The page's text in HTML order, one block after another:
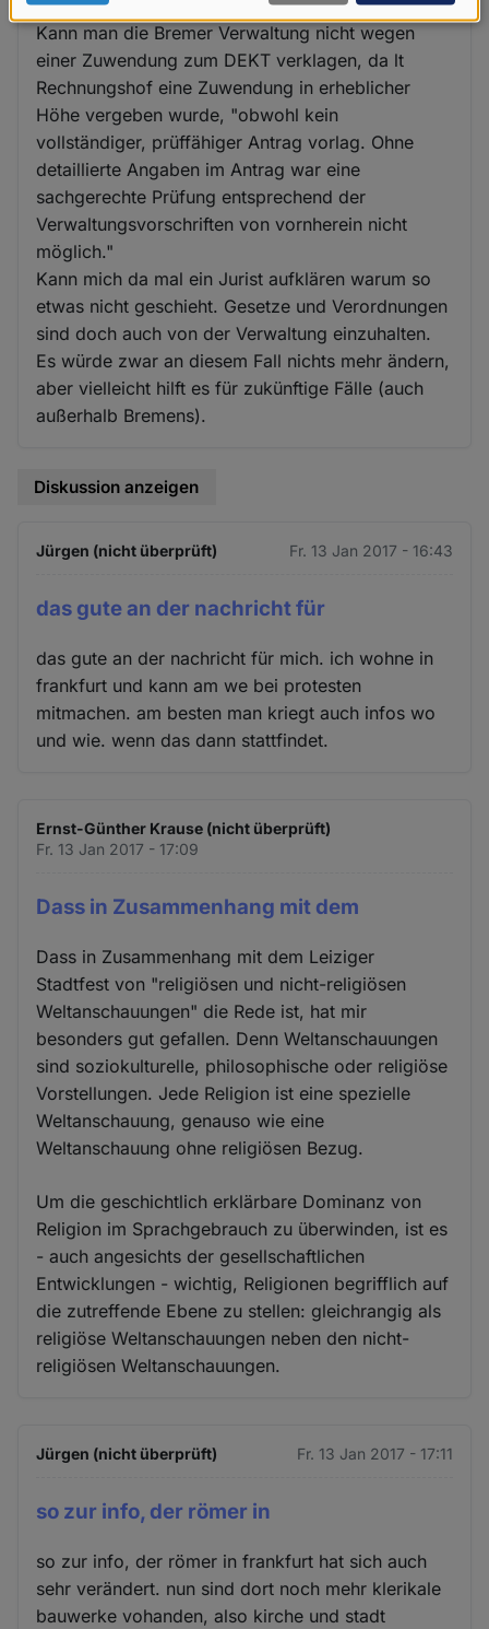
Kann man die Bremer Verwaltung nicht wegen
einer Zuwendung zum DEKT verklagen, da lt
Rechnungshof eine Zuwendung in erheblicher
Höhe vergeben wurde, "obwohl kein
vollständiger, prüffähiger Antrag vorlag. Ohne
detaillierte Angaben im Antrag war eine
sachgerechte Prüfung entsprechend der
Verwaltungsvorschriften von vornherein nicht
möglich."
Kann mich da mal ein Jurist aufklären warum so
etwas nicht geschieht. Gesetze und Verordnungen
sind doch auch von der Verwaltung einzuhalten.
Es würde zwar an diesem Fall nichts mehr ändern,
aber vielleicht hilft es für zukünftige Fälle (auch
außerhalb Bremens).
Diskussion anzeigen
Jürgen (nicht überprüft) Fr. 13 Jan 2017 - 16:43
das gute an der nachricht für
das gute an der nachricht für mich. ich wohne in
frankfurt und kann am we bei protesten
mitmachen. am besten man kriegt auch infos wo
und wie. wenn das dann stattfindet.
Ernst-Günther Krause (nicht überprüft)
Fr. 13 Jan 2017 - 17:09
Dass in Zusammenhang mit dem
Dass in Zusammenhang mit dem Leiziger
Stadtfest von "religiösen und nicht-religiösen
Weltanschauungen" die Rede ist, hat mir
besonders gut gefallen. Denn Weltanschauungen
sind soziokulturelle, philosophische oder religiöse
Vorstellungen. Jede Religion ist eine spezielle
Weltanschauung, genauso wie eine
Weltanschauung ohne religiösen Bezug.
Um die geschichtlich erklärbare Dominanz von
Religion im Sprachgebrauch zu überwinden, ist es
- auch angesichts der gesellschaftlichen
Entwicklungen - wichtig, Religionen begrifflich auf
die zutreffende Ebene zu stellen: gleichrangig als
religiöse Weltanschauungen neben den nicht-
religiösen Weltanschauungen.
Jürgen (nicht überprüft) Fr. 13 Jan 2017 - 17:11
so zur info, der römer in
so zur info, der römer in frankfurt hat sich auch
sehr verändert. nun sind dort noch mehr klerikale
bauwerke vohanden, also kirche und stadt
Daten
und
Cookies